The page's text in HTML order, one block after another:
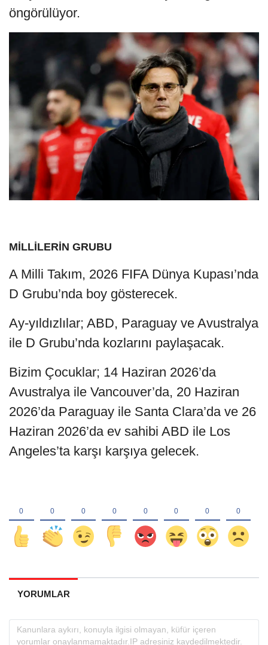
öngörülüyor.
MİLLİLERİN GRUBU
A Milli Takım, 2026 FIFA Dünya Kupası’nda
D Grubu’nda boy gösterecek.
Ay-yıldızlılar; ABD, Paraguay ve Avustralya
ile D Grubu’nda kozlarını paylaşacak.
Bizim Çocuklar; 14 Haziran 2026’da
Avustralya ile Vancouver’da, 20 Haziran
2026’da Paraguay ile Santa Clara’da ve 26
Haziran 2026’da ev sahibi ABD ile Los
Angeles’ta karşı karşıya gelecek.
YORUMLAR